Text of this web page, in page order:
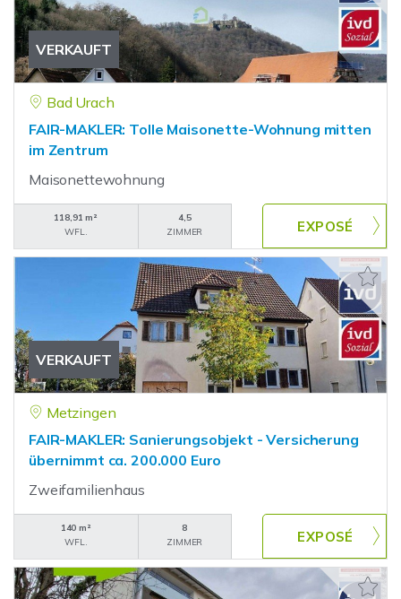
VERKAUFT
Bad Urach
FAIR-MAKLER: Tolle Maisonette-Wohnung mitten
im Zentrum
Maisonettewohnung
118,91 m²
WFL.
4,5
ZIMMER
VERKAUFT
Metzingen
FAIR-MAKLER: Sanierungsobjekt - Versicherung
übernimmt ca. 200.000 Euro
Zweifamilienhaus
140 m²
WFL.
8
ZIMMER